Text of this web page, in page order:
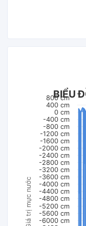
Giá trị mực nước
BIỂU
-6000 cm
-5600 cm
-5200 cm
-4800 cm
-4400 cm
-4000 cm
-3600 cm
-3200 cm
-2800 cm
-2400 cm
-2000 cm
-1600 cm
-1200 cm
-800 cm
-400 cm
0 cm
400 cm
800 cm